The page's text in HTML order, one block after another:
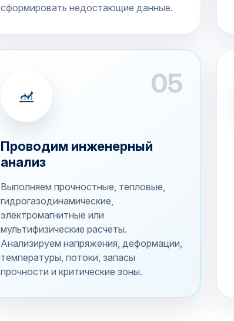
сформировать недостающие данные.
05
Проводим инженерный
анализ
Выполняем прочностные, тепловые,
гидрогазодинамические,
электромагнитные или
мультифизические расчеты.
Анализируем напряжения, деформации,
температуры, потоки, запасы
прочности и критические зоны.